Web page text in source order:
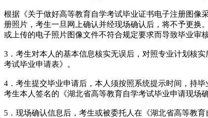
根据《关于做好高等教育自学考试毕业证书电子注册图像
册照片，考生一旦网上确认并经现场确认后，将不予更换
或上传的电子照片图像文件不符合规定要求而导致毕业审
3．考生对本人的基本信息核实无误后，对照专业计划核
考试毕业申请表》。
4．考生提交毕业申请后，本人须按照系统提示时间，持
考生本人签名的《湖北省高等教育自学考试毕业申请现场
5．现场确认信息后，考生或被委托人在《湖北省高等教育